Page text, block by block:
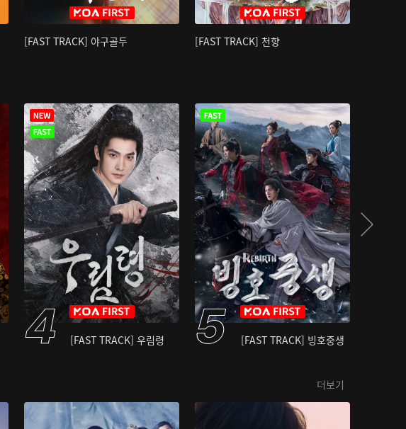
[FAST TRACK] 야구골두 [FAST TRACK] 천향
[FAST TRACK] 우림령 [FAST TRACK] 빙호중생
더보기